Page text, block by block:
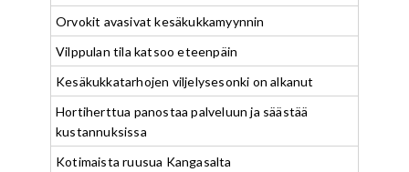
Orvokit avasivat kesäkukkamyynnin
Vilppulan tila katsoo eteenpäin
Kesäkukkatarhojen viljelysesonki on alkanut
Hortiherttua panostaa palveluun ja säästää
kustannuksissa
Kotimaista ruusua Kangasalta